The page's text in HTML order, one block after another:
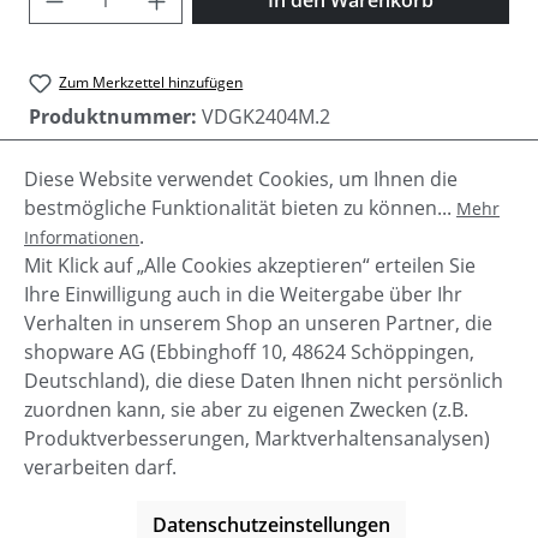
Zum Merkzettel hinzufügen
Produktnummer: VDGK2404M.2
Beschreibung
Vanzetti Damen Gürtel aus hoch qualtitativem
Glattleder mit goldener Schnalle.
Service-Hotline
Diese Website verwendet Cookies, um Ihnen die
bestmögliche Funktionalität bieten zu können... Mehr
Informationen.
Mit Klick auf „Alle Cookies akzeptieren“ erteilen Sie
Ihre Einwilligung auch in die Weitergabe über Ihr
Verhalten in unserem Shop an unseren Partner, die
shopware AG (Ebbinghoff 10, 48624 Schöppingen,
Deutschland), die diese Daten Ihnen nicht persönlich
zuordnen kann, sie aber zu eigenen Zwecken (z.B.
Produktverbesserungen, Marktverhaltensanalysen)
verarbeiten darf.
Datenschutzeinstellungen